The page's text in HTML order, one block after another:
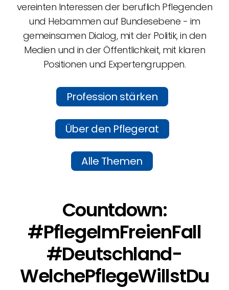
vereinten Interessen der beruflich Pflegenden
und Hebammen auf Bundesebene - im
gemeinsamen Dialog, mit der Politik, in den
Medien und in der Öffentlichkeit, mit klaren
Positionen und Expertengruppen.
Profession stärken
Über den Pflegerat
Alle Themen
Countdown:
#PflegeIm­FreienFall
#Deutschland­
WelchePflege­WillstDu